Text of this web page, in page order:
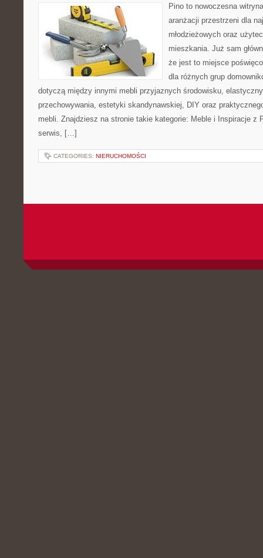
Pino to nowoczesna
aranżacji przestrzeni dla
młodzieżowych oraz
mieszkania. Już sam
że jest to miejsce
dla różnych grup
dotyczą między innymi mebli przyjaznych środowisku,
przechowywania, estetyki skandynawskiej, DIY oraz
mebli. Znajdziesz na stronie takie kategorie: Meble i Inspiracje z
serwis, […]
CATEGORIES: NIERUCHOMOŚCI